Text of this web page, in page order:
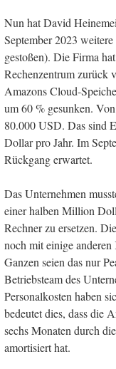
Nun hat David
September 2023
gestoßen). Die Firma
Rechenzentrum zurück
Amazons Cloud-
um 60 % gesunken.
80.000 USD. Das sind
Dollar pro Jahr. Im
Rückgang erwartet.
Das Unternehmen
einer halben Million
Rechner zu ersetzen.
noch mit einige
Ganzen seien das nur
Betriebsteam des
Personalkosten haben
bedeutet dies, dass die
sechs Monaten durch
amortisiert hat.